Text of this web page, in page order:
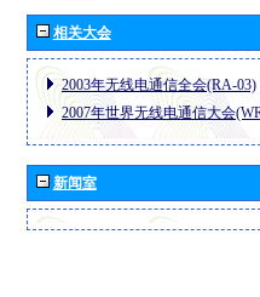
相关大会
2003年无线电通信全会(RA-03)
2007年世界无线电通信大会
新闻室